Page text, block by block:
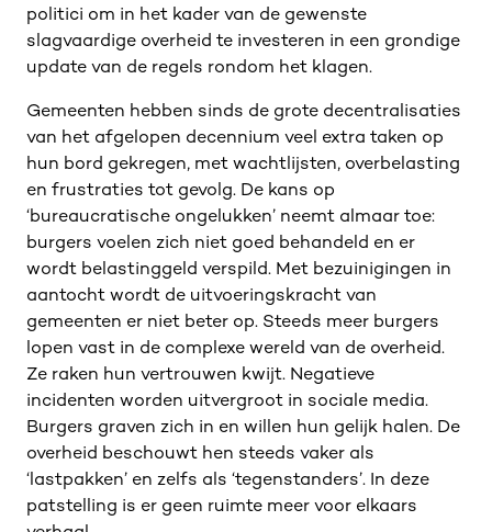
politici om in het kader van de gewenste
slagvaardige overheid te investeren in een grondige
update van de regels rondom het klagen.
Gemeenten hebben sinds de grote decentralisaties
van het afgelopen decennium veel extra taken op
hun bord gekregen, met wachtlijsten, overbelasting
en frustraties tot gevolg. De kans op
‘bureaucratische ongelukken’ neemt almaar toe:
burgers voelen zich niet goed behandeld en er
wordt belastinggeld verspild. Met bezuinigingen in
aantocht wordt de uitvoeringskracht van
gemeenten er niet beter op. Steeds meer burgers
lopen vast in de complexe wereld van de overheid.
Ze raken hun vertrouwen kwijt. Negatieve
incidenten worden uitvergroot in sociale media.
Burgers graven zich in en willen hun gelijk halen. De
overheid beschouwt hen steeds vaker als
‘lastpakken’ en zelfs als ‘tegenstanders’. In deze
patstelling is er geen ruimte meer voor elkaars